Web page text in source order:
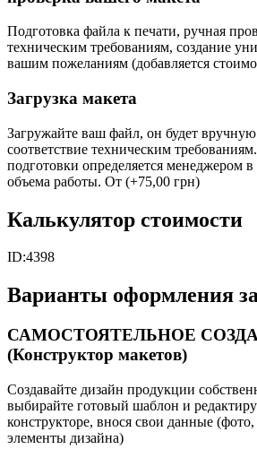
Подготовка файла к печати, ручная
техническим требованиям, создание
вашим пожеланиям (добавляется
Загрузка макета
Загружайте ваш файл, он будет
соответствие техническим
подготовки определяется менеджером
объема работы. От (+75,00 грн)
Калькулятор стоимости
ID:4398
Варианты оформления
САМОСТОЯТЕЛЬНОЕ
(Конструктор макетов)
Создавайте дизайн продукции
выбирайте готовый шаблон и
конструкторе, внося свои данные (фото,
элементы дизайна)